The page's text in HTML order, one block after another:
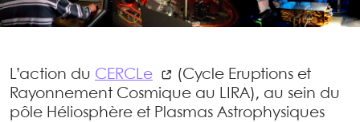
L’action du CERCLe
(Cycle Eruptions et
Rayonnement Cosmique au LIRA), au sein du
pôle Héliosphère et Plasmas Astrophysiques